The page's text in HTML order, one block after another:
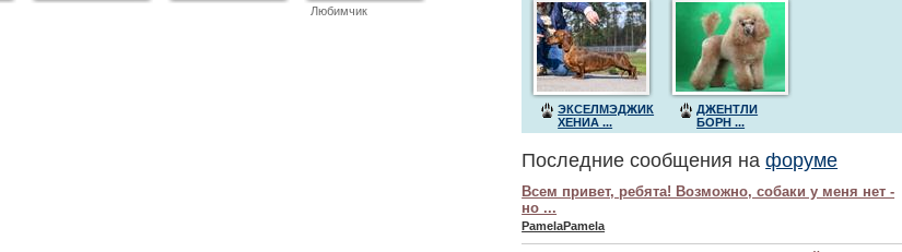
Любимчик
ЭКСЕЛМЭДЖИК
ХЕНИА ...
ДЖЕНТЛИ
БОРН ...
Последние сообщения нафоруме
Всем привет, ребята! Возможно, собаки у меня нет -
но ...
PamelaPamela